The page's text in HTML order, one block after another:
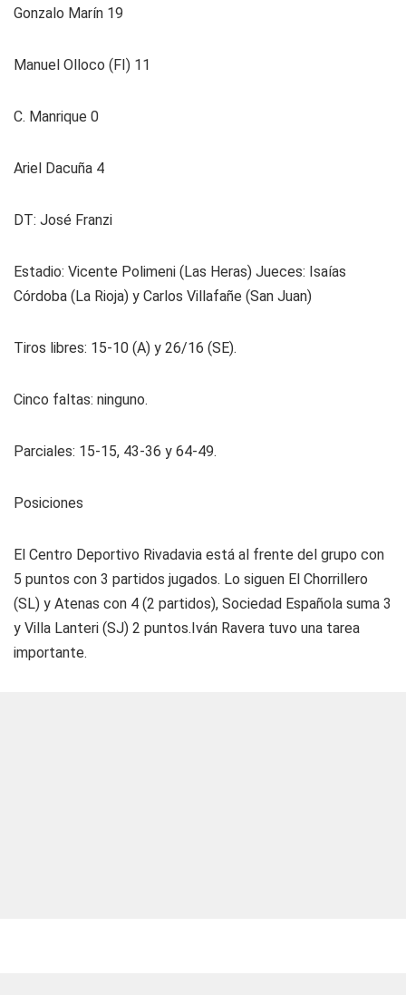
Gonzalo Marín 19
Manuel Olloco (FI) 11
C. Manrique 0
Ariel Dacuña 4
DT: José Franzi
Es­ta­dio: Vicente Polimeni (Las Heras) Jue­ces: Isaías
Córdoba (La Rioja) y Carlos Villafañe (San Juan)
Ti­ros li­bres: 15-10 (A) y 26/16 (SE).
Cin­co fal­tas: ninguno.
Par­cia­les: 15-15, 43-36 y 64-49.
Posiciones
El Centro Deportivo Rivadavia está al frente del grupo con
5 puntos con 3 partidos jugados. Lo siguen El Chorrillero
(SL) y Atenas con 4 (2 partidos), Sociedad Española suma 3
y Villa Lanteri (SJ) 2 puntos.Iván Ravera tuvo una tarea
importante.